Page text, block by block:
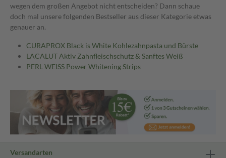
wegen dem großen Angebot nicht entscheiden? Dann schaue
doch mal unsere folgenden Bestseller aus dieser Kategorie etwas
genauer an.
CURAPROX Black is White Kohlezahnpasta und Bürste
LACALUT Aktiv Zahnfleischschutz & Sanftes Weiß
PERL WEISS Power Whitening Strips
Versandarten